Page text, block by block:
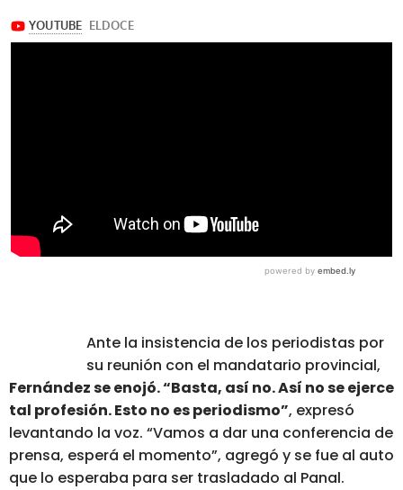
Ante la insistencia de los periodistas por
su reunión con el mandatario provincial,
Fernández se enojó. “Basta, así no. Así no se ejerce
tal profesión. Esto no es periodismo”, expresó
levantando la voz. “Vamos a dar una conferencia de
prensa, esperá el momento”, agregó y se fue al auto
que lo esperaba para ser trasladado al Panal.